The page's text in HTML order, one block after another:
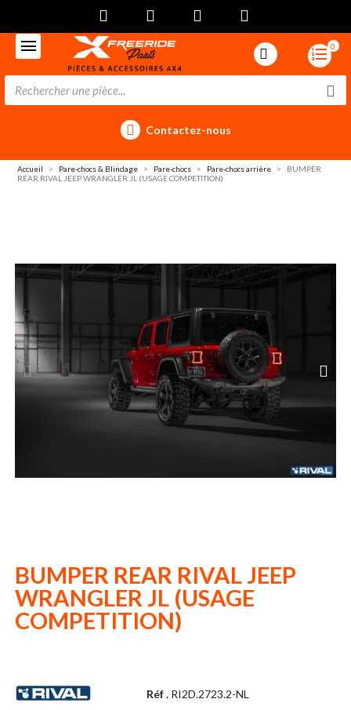
0
Contactez-nous
Accueil Pare-chocs & Blindage Pare-chocs Pare-chocs arrière
BUMPER
REAR RIVAL JEEP WRANGLER JL (USAGE COMPETITION)
BUMPER REAR RIVAL JEEP
WRANGLER JL (USAGE
COMPETITION)
Réf . RI2D.2723.2-NL